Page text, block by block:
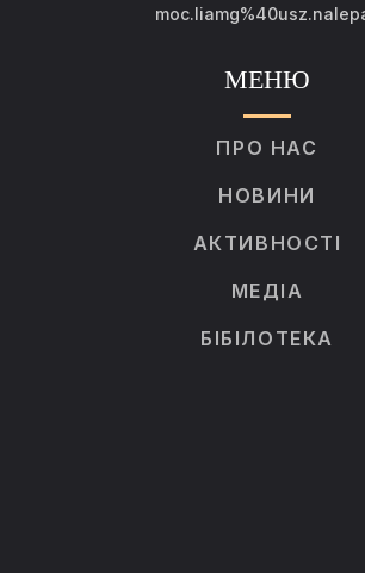
МЕНЮ
ПРО НАС
НОВИНИ
АКТИВНОСТІ
МЕДІА
БІБІЛОТЕКА